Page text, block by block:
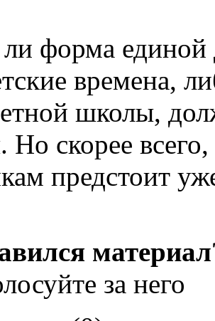
ли форма единой
времена,
школы,
Но скорее
предстоит
за него